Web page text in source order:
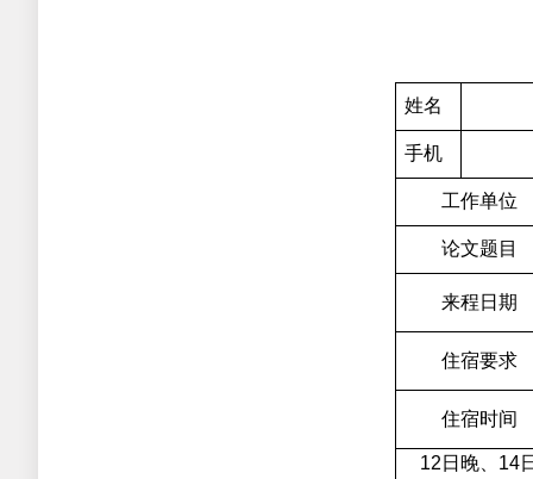
姓名
手机
工作单位
论文题目
来程日期
住宿要求
住宿时间
12 日晚、 14